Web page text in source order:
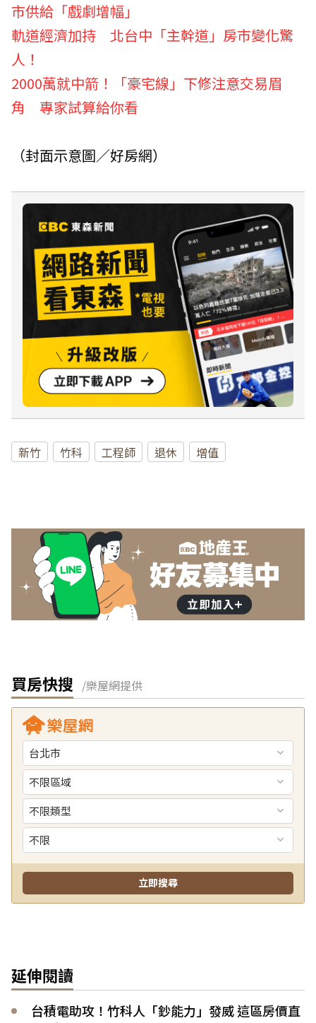
市供給「戲劇增幅」
軌道經濟加持 北台中「主幹道」房市變化驚
人！
2000萬就中箭！「豪宅線」下修注意交易眉
角 專家試算給你看
（封面示意圖／好房網）
新竹 竹科 工程師 退休 增值
買房快搜 /樂屋網提供
延伸閱讀
台積電助攻！竹科人「鈔能力」發威 這區房價直